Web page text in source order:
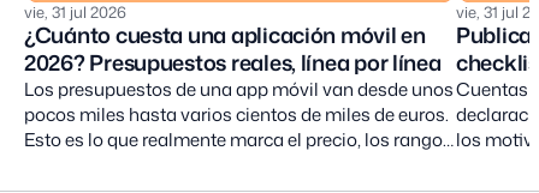
vie, 31 jul 2026
¿Cuánto cuesta una aplicación móvil en
2026? Presupuestos reales, línea por línea
Los presupuestos de una app móvil van desde unos
pocos miles hasta varios cientos de miles de euros.
Esto es lo que realmente marca el precio, los rangos
vie, 31 jul
Cuentas
los